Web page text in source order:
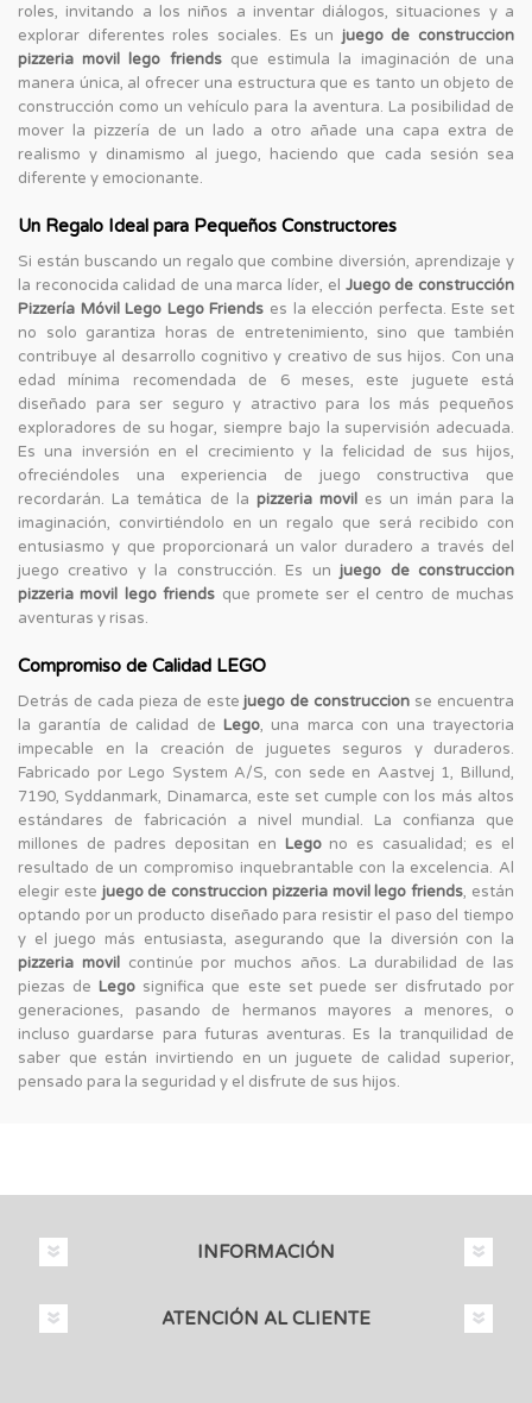
roles, invitando a los niños a inventar diálogos, situaciones y a
explorar diferentes roles sociales. Es un juego de construccion
pizzeria movil lego friendsque estimula la imaginación de una
manera única, al ofrecer una estructura que es tanto un objeto de
construcción como un vehículo para la aventura. La posibilidad de
mover la pizzería de un lado a otro añade una capa extra de
realismo y dinamismo al juego, haciendo que cada sesión sea
diferente y emocionante.
Un Regalo Ideal para Pequeños Constructores
Si están buscando un regalo que combine diversión, aprendizaje y
la reconocida calidad de una marca líder, el Juego de construcción
Pizzería Móvil Lego Lego Friends es la elección perfecta. Este set
no solo garantiza horas de entretenimiento, sino que también
contribuye al desarrollo cognitivo y creativo de sus hijos. Con una
edad mínima recomendada de 6 meses, este juguete está
diseñado para ser seguro y atractivo para los más pequeños
exploradores de su hogar, siempre bajo la supervisión adecuada.
Es una inversión en el crecimiento y la felicidad de sus hijos,
ofreciéndoles una experiencia de juego constructiva que
recordarán. La temática de la pizzeria movil es un imán para la
imaginación, convirtiéndolo en un regalo que será recibido con
entusiasmo y que proporcionará un valor duradero a través del
juego creativo y la construcción. Es unjuego de construccion
pizzeria movil lego friends que promete ser el centro de muchas
aventuras y risas.
Compromiso de Calidad LEGO
Detrás de cada pieza de estejuego de construccion se encuentra
la garantía de calidad de Lego, una marca con una trayectoria
impecable en la creación de juguetes seguros y duraderos.
Fabricado por Lego System A/S, con sede en Aastvej 1, Billund,
7190, Syddanmark, Dinamarca, este set cumple con los más altos
estándares de fabricación a nivel mundial. La confianza que
millones de padres depositan en Legono es casualidad; es el
resultado de un compromiso inquebrantable con la excelencia. Al
elegir este juego de construccion pizzeria movil lego friends, están
optando por un producto diseñado para resistir el paso del tiempo
y el juego más entusiasta, asegurando que la diversión con la
pizzeria movilcontinúe por muchos años. La durabilidad de las
piezas deLego significa que este set puede ser disfrutado por
generaciones, pasando de hermanos mayores a menores, o
incluso guardarse para futuras aventuras. Es la tranquilidad de
saber que están invirtiendo en un juguete de calidad superior,
pensado para la seguridad y el disfrute de sus hijos.
INFORMACIÓN
ATENCIÓN AL CLIENTE